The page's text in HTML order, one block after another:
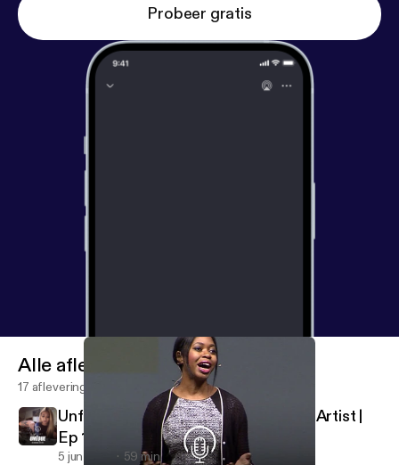
Probeer gratis
Alle afleveringen
17 afleveringen
Unfolding Life | Jade Huynh Origami Artist |
Ep 16
5 jun 2019 59 min